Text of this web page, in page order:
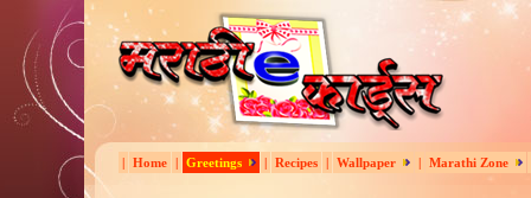
| Home | Greetings | Recipes | Wallpaper | Marathi Zone